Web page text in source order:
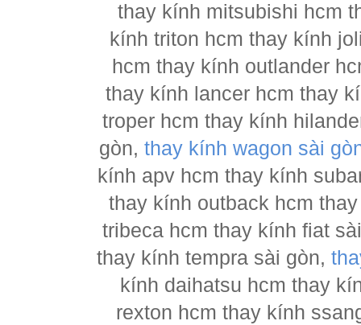
thay kính mitsubishi hcm
kính triton hcm thay kính
hcm thay kính outlander
thay kính lancer hcm thay
troper hcm thay kính
gòn, thay kính wagon sài
kính apv hcm thay kính
thay kính outback hcm
tribeca hcm thay kính fiat
thay kính tempra sài gòn,
kính daihatsu hcm thay
rexton hcm thay kính